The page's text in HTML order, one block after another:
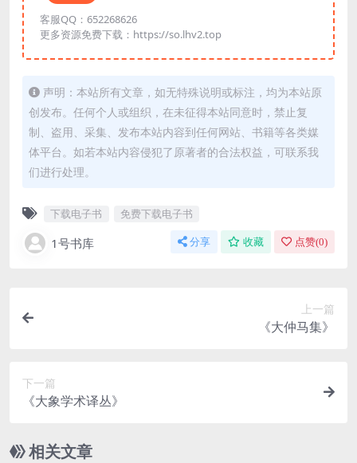
客服QQ：652268626
更多资源免费下载：https://so.lhv2.top
声明：本站所有文章，如无特殊说明或标注，均为本站原
创发布。任何个人或组织，在未征得本站同意时，禁止复
制、盗用、采集、发布本站内容到任何网站、书籍等各类媒
体平台。如若本站内容侵犯了原著者的合法权益，可联系我
们进行处理。
下载电子书 免费下载电子书
1号书库 分享 收藏 点赞(0)
上一篇
《大仲马集》
下一篇
《大象学术译丛》
相关文章